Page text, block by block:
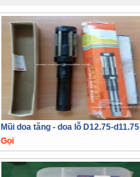
Mũi doa tăng - doa lỗ D12.75-d11.75
Gọi